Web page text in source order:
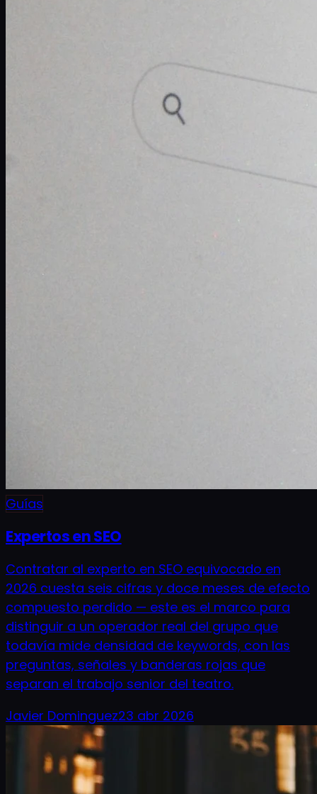
Guías
Expertos en SEO
Contratar al experto en SEO equivocado en
2026 cuesta seis cifras y doce meses de efecto
compuesto perdido — este es el marco para
distinguir a un operador real del grupo que
todavía mide densidad de keywords, con las
preguntas, señales y banderas rojas que
separan el trabajo senior del teatro.
Javier Dominguez23 abr 2026